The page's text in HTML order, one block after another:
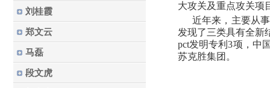
刘桂霞
郑文云
马磊
段文虎
大攻关及重点攻关项
近年来，主要从
发现了三类具有全新
pct发明专利3项，中
苏克胜集团。